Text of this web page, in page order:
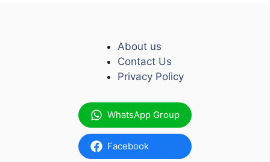
WhatsApp Group
Facebook
About us
Contact Us
Privacy Policy